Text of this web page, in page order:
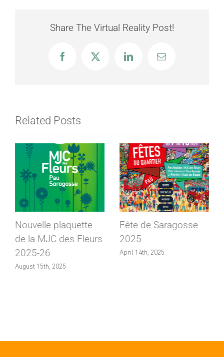
Share The Virtual Reality Post!
FacebookX LinkedInEmail
Related Posts
Nouvelle plaquette
de la MJC des Fleurs
2025-26
August 15th, 2025
Fête de Saragosse
2025
April 14th, 2025